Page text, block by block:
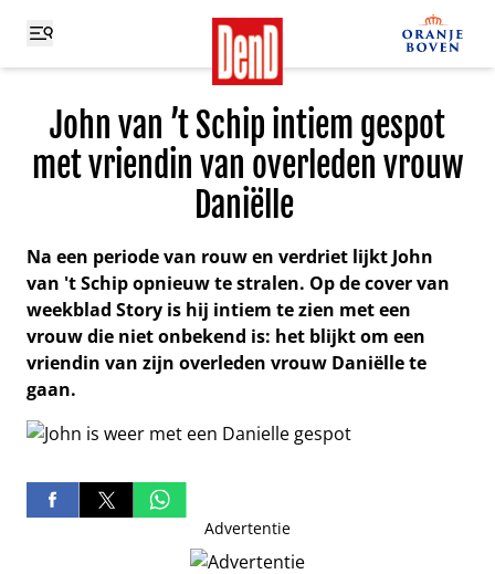
John van ’t Schip intiem gespot
met vriendin van overleden vrouw
Daniëlle
Na een periode van rouw en verdriet lijkt John
van 't Schip opnieuw te stralen. Op de cover van
weekblad Story is hij intiem te zien met een
vrouw die niet onbekend is: het blijkt om een
vriendin van zijn overleden vrouw Daniëlle te
gaan.
Advertentie